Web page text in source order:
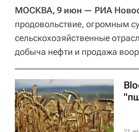
МОСКВА, 9 июн — РИА
продовольствие, огромным
сельскохозяйственные
добыча нефти и продажа